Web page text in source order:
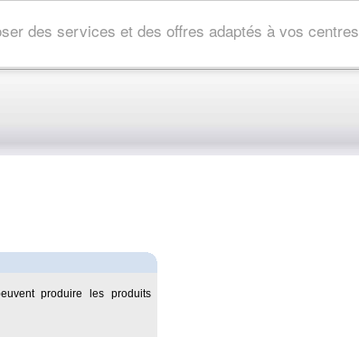
des services et des offres adaptés à vos centres
produire les produits